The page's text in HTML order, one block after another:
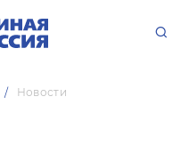
Новости